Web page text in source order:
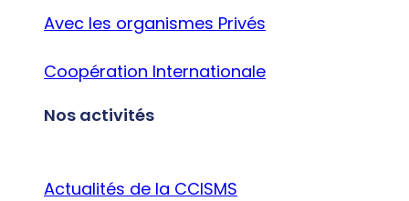
Avec les organismes Privés
Coopération Internationale
Nos activités
Actualités de la CCISMS